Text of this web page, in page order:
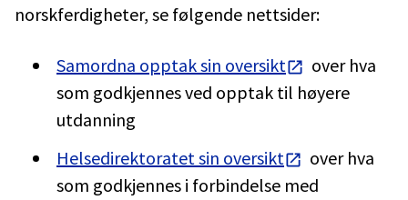
norskferdigheter, se følgende nettsider:
Samordna opptak sin oversikt
over hva
som godkjennes ved opptak til høyere
utdanning
Helsedirektoratet sin oversikt
over hva
som godkjennes i forbindelse med